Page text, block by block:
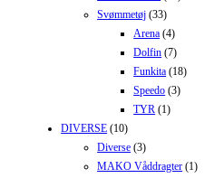
Svømmetøj (33)
Arena (4)
Dolfin (7)
Funkita (18)
Speedo (3)
TYR (1)
DIVERSE (10)
Diverse (3)
MAKO Våddragter (1)